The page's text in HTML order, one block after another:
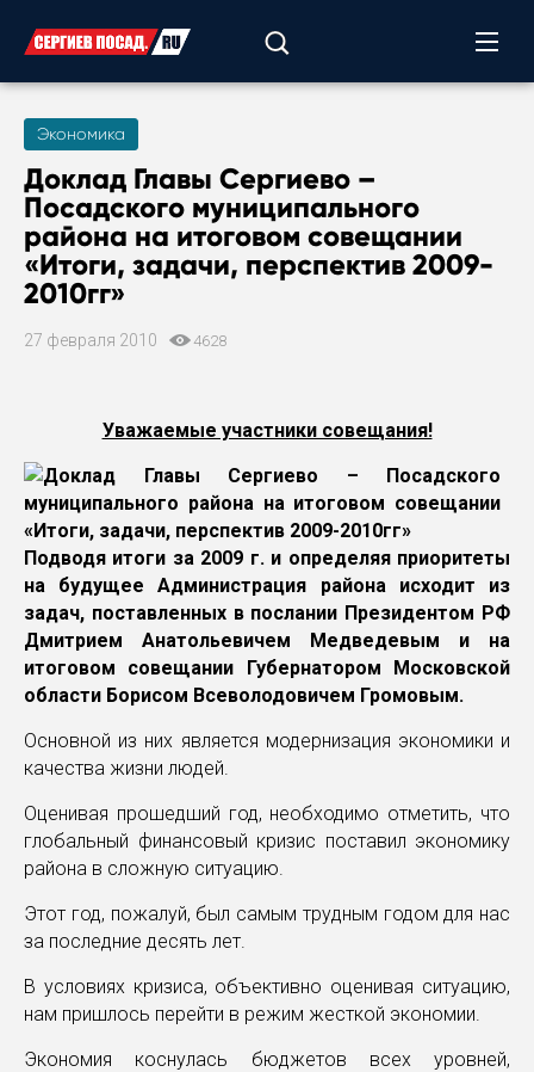
Экономика
Доклад Главы Сергиево –
Посадского муниципального
района на итоговом совещании
«Итоги, задачи, перспектив 2009-
2010гг»
27 февраля 2010 4628
Уважаемые участники совещания!
Подводя итоги за 2009 г. и определяя приоритеты
на будущее Администрация района исходит из
задач, поставленных в послании Президентом РФ
Дмитрием Анатольевичем Медведевым и на
итоговом совещании Губернатором Московской
области Борисом Всеволодовичем Громовым.
Основной из них является модернизация экономики и
качества жизни людей.
Оценивая прошедший год, необходимо отметить, что
глобальный финансовый кризис поставил экономику
района в сложную ситуацию.
Этот год, пожалуй, был самым трудным годом для нас
за последние десять лет.
В условиях кризиса, объективно оценивая ситуацию,
нам пришлось перейти в режим жесткой экономии.
Экономия коснулась бюджетов всех уровней,